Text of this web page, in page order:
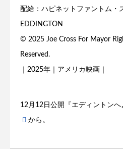
配給：ハピネットファントム・
EDDINGTON
© 2025 Joe Cross For Mayor
Reserved.
｜2025年｜アメリカ映画｜
12月12日公開『エディントン
から。